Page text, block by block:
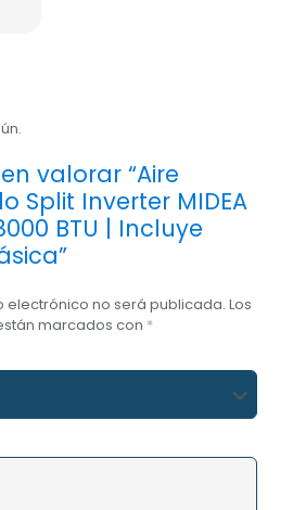
valorar “Aire
Split Inverter MIDEA
BTU | Incluye
electrónico no será publicada. Los
marcados con *